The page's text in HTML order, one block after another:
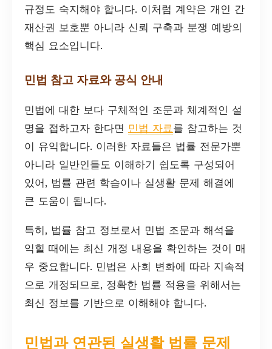
규정도 숙지해야 합니다. 이처럼 계약은 개인 간
재산권 보호뿐 아니라 신뢰 구축과 분쟁 예방의
핵심 요소입니다.
민법 참고 자료와 공식 안내
민법에 대한 보다 구체적인 조문과 체계적인 설
명을 접하고자 한다면 민법 자료를 참고하는 것
이 유익합니다. 이러한 자료들은 법률 전문가뿐
아니라 일반인들도 이해하기 쉽도록 구성되어
있어, 법률 관련 학습이나 실생활 문제 해결에
큰 도움이 됩니다.
특히, 법률 참고 정보로서 민법 조문과 해석을
익힐 때에는 최신 개정 내용을 확인하는 것이 매
우 중요합니다. 민법은 사회 변화에 따라 지속적
으로 개정되므로, 정확한 법률 적용을 위해서는
최신 정보를 기반으로 이해해야 합니다.
민법과 연관된 실생활 법률 문제